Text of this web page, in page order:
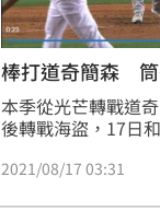
棒打道奇簡森 筒
本季從光芒轉戰道
後轉戰海盜，17日
手中敲出二壘安打
2021/08/17 03:31